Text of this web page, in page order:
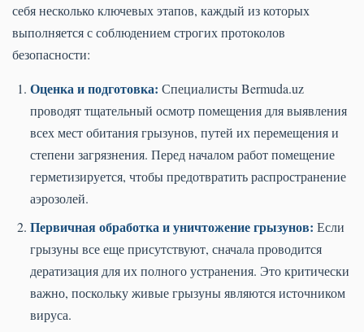
себя несколько ключевых этапов, каждый из которых
выполняется с соблюдением строгих протоколов
безопасности:
Оценка и подготовка: Специалисты Bermuda.uz
проводят тщательный осмотр помещения для выявления
всех мест обитания грызунов, путей их перемещения и
степени загрязнения. Перед началом работ помещение
герметизируется, чтобы предотвратить распространение
аэрозолей.
Первичная обработка и уничтожение грызунов: Если
грызуны все еще присутствуют, сначала проводится
дератизация для их полного устранения. Это критически
важно, поскольку живые грызуны являются источником
вируса.